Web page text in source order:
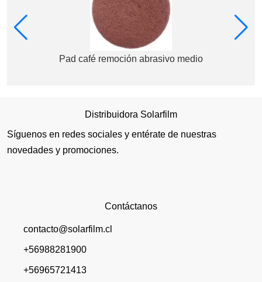
Pad café remoción abrasivo medio
Distribuidora Solarfilm
Síguenos en redes sociales y entérate de nuestras
novedades y promociones.
Contáctanos
contacto@solarfilm.cl
+56988281900
+56965721413